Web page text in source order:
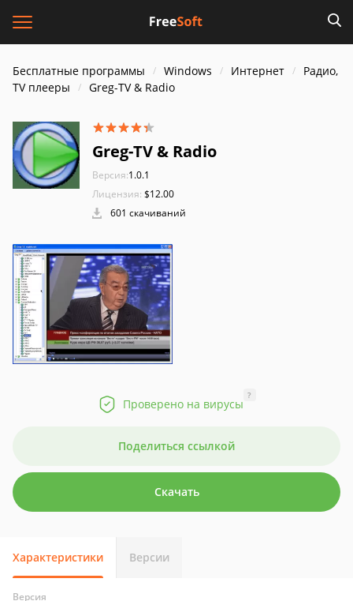
Бесплатные программы Windows Интернет
Радио,
TV плееры
Greg-TV & Radio
Greg-TV & Radio
Версия:1.0.1
Лицензия: $12.00
601 скачиваний
Проверено на вирусы
?
Поделиться ссылкой
Скачать
Характеристики Версии
Версия